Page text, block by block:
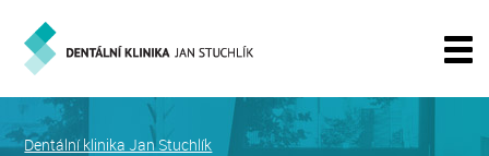
Dentální klinika Jan Stuchlík